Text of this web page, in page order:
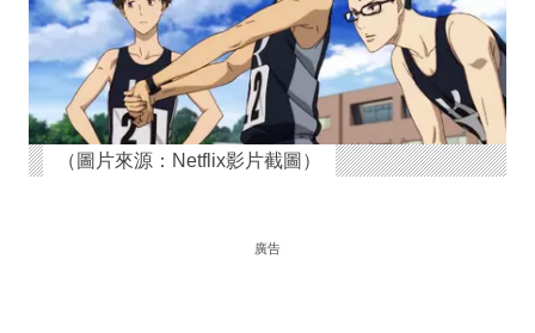
（圖片來源：Netflix影片截圖）
廣告